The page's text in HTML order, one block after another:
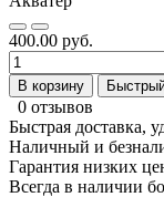
400.00 руб.
В корзину
0 отзывов
Быстрая доставка,
Наличный и
Гарантия низких
Всегда в наличии